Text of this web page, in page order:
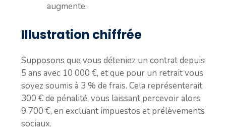
augmente.
Illustration chiffrée
Supposons que vous déteniez un contrat depuis
5 ans avec 10 000 €, et que pour un retrait vous
soyez soumis à 3 % de frais. Cela représenterait
300 € de pénalité, vous laissant percevoir alors
9 700 €, en excluant impuestos et prélèvements
sociaux.